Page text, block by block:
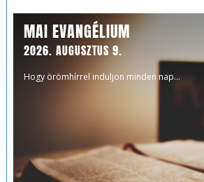
MAI EVANGÉLIUM
2026. AUGUSZTUS 9.
Hogy örömhírrel induljon minden nap...